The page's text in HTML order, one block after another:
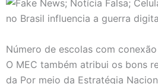
Número de escolas com
O MEC também atribui os bons
da Por meio da Estratégia